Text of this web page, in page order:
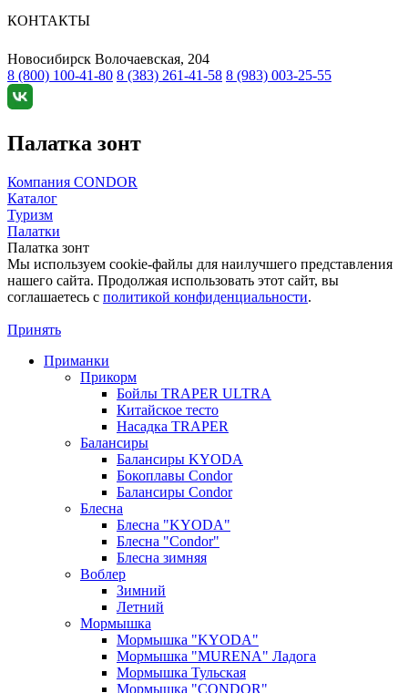
КОНТАКТЫ
Новосибирск Волочаевская, 204
8 (800) 100-41-80 8 (383) 261-41-58 8 (983) 003-25-55
Палатка зонт
Компания CONDOR
Каталог
Туризм
Палатки
Палатка зонт
Мы используем cookie-файлы для наилучшего представления
нашего сайта. Продолжая использовать этот сайт, вы
соглашаетесь c политикой конфиденциальности.
Принять
Приманки
Прикорм
Бойлы TRAPER ULTRA
Китайское тесто
Насадка TRAPER
Балансиры
Балансиры KYODA
Бокоплавы Condor
Балансиры Condor
Блесна
Блесна "KYODA"
Блесна "Condor"
Блесна зимняя
Воблер
Зимний
Летний
Мормышка
Мормышка "KYODA"
Мормышка "MURENA" Ладога
Мормышка Тульская
Мормышка "CONDOR"